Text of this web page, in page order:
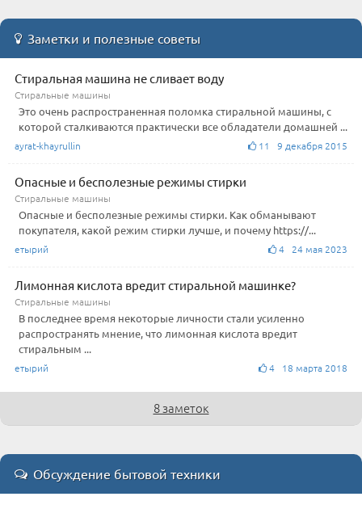
Заметки и полезные советы
Стиральная машина не сливает воду
Стиральные машины
Это очень распространенная поломка стиральной машины, с
которой сталкиваются практически все обладатели домашней ...
ayrat-khayrullin 11 9 декабря 2015
Опасные и бесполезные режимы стирки
Стиральные машины
Опасные и бесполезные режимы стирки. Как обманывают
покупателя, какой режим стирки лучше, и почему https://...
етырий 4 24 мая 2023
Лимонная кислота вредит стиральной машинке?
Стиральные машины
В последнее время некоторые личности стали усиленно
распространять мнение, что лимонная кислота вредит
стиральным ...
етырий 4 18 марта 2018
8 заметок
Обсуждение бытовой техники